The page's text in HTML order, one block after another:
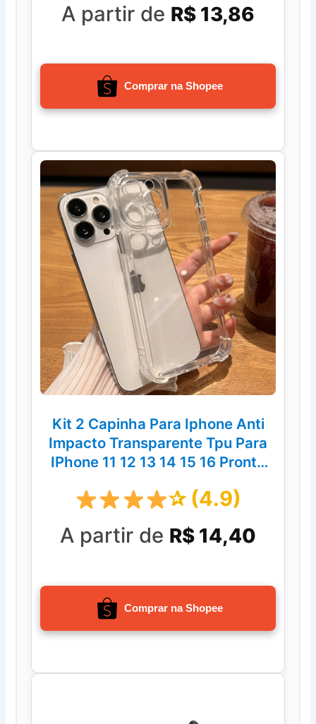
A partir de R$ 13,86
Comprar na Shopee
Kit 2 Capinha Para Iphone Anti
Impacto Transparente Tpu Para
IPhone 11 12 13 14 15 16 Pronto
✰ (4.9)
A partir de R$ 14,40
Comprar na Shopee